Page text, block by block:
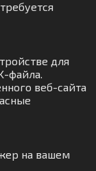
для
файла.
веб-сайта
на вашем